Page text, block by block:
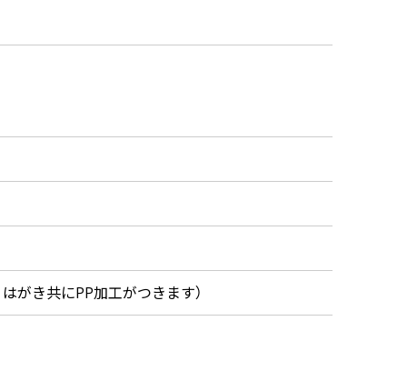
がき共にPP加工がつきます）